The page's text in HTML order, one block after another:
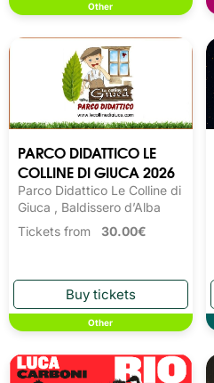
Other
PARCO DIDATTICO LE
COLLINE DI GIUCA 2026
Parco Didattico Le Colline di
Giuca , Baldissero d’Alba
Tickets from 30.00€
Other